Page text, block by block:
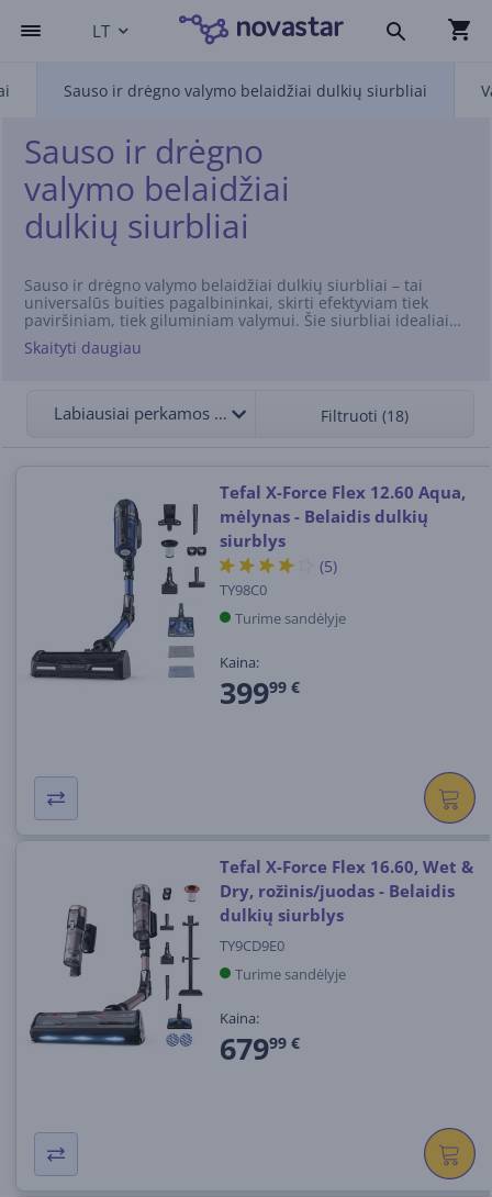
LT
Sauso ir drėgno valymo belaidžiai dulkių siurbliai
Sauso ir drėgno
valymo belaidžiai
dulkių siurbliai
Sauso ir drėgno valymo belaidžiai dulkių siurbliai – tai
universalūs buities pagalbininkai, skirti efektyviam tiek
paviršiniam, tiek giluminiam valymui. Šie siurbliai idealiai
pašalina nešvarumus nuo grindų, kilimų ar baldų, o drėgno
valymo funkcija leidžia ne tik siurbti, bet ir plauti paviršius.
susidoroti net su įsisenėjusiais nešvarumais. Rinkitės iš
kruopščiai atrinktų modelių Novastar internetinėje
Skaityti daugiau
Labiausiai perkamos viršuje Filtruoti (18)
Tefal X-Force Flex 12.60 Aqua,
mėlynas - Belaidis dulkių
siurblys
(5)
TY98C0
Turime sandėlyje
Kaina:
39999 €
Tefal X-Force Flex 16.60, Wet &
Dry, rožinis/juodas - Belaidis
dulkių siurblys
TY9CD9E0
Turime sandėlyje
Kaina:
67999 €